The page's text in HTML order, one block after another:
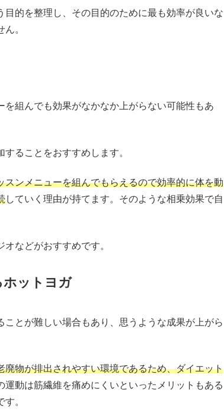
的を整理し、その目的のために最も効率が良いな
。
を組んでも効果がなかなか上がらない可能性もあ
ることをおすすめします。
ンメニューを組んでもらえるので効率的に体を動
していく理由が持てます。そのような相乗効果で自
などがおすすめです。
ホットヨガ
とが難しい場合もあり、思うような成果が上がら
物が排出されやすい環境であるため、ダイエット
運動は筋繊維を痛めにくいといったメリットもある
。